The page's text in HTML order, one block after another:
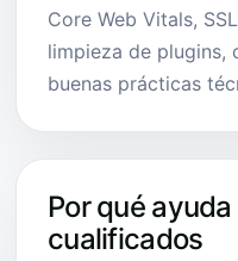
Core Web Vitals,
limpieza de plugins,
buenas prácticas
Por qué
cualificados